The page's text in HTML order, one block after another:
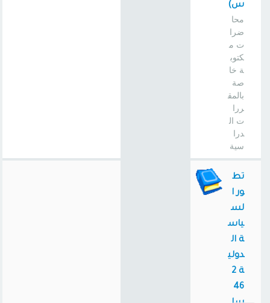
س)
محا
ضرا
ت م
كتوب
ة خا
صة
بالمق
ررا
ت ال
درا
سية
تط
ور ا
لس
ياس
ة ال
دولي
ة 2
46